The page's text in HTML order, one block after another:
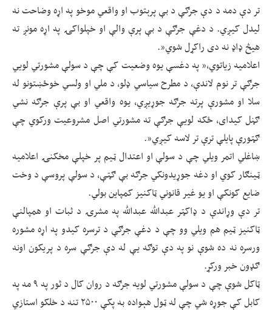
تر دې دمه د دې جرګې د بې پرېتوب او واقعي موخو په اړه وضاحت نه
لیدل کیږي. د دغې جرګې د بې پرې والې او خپلواکۍ په اړه مونږ ته
هیڅ ډاډ نه دی راکړل شوي”.
اعلامیه زیاتوي،” په دغسې یوه وضعیت کې چې د سولې مشورتي لویي
جرګې تر نوم لاندې، د مطرح سیاسي ډلو، د ملي او ولسي خوځښتونو له
سلا او مشورې پرته جرګه جوړیږي، یوه واقعي او بې پرې جرګه نشي
ګڼل کیدای، ځکه لویې جرګې ته مشورتي اصل مشروعیت ورکوي چې
ګټورې پایلې ترې تر لاسه کیږي”.
ښاغلي اتمر ویلي چې د سولې او اعتدال ټیم پر خپلې مخکنۍ اعلامیه
ټینګار کوي او دغه جوړیدونکي جرګه بې ګټې، د سولې پروسې د وخت
ضایع کونکې او یو غیر قانوني ټاکنیز کمپاین بولي.
تر دې وړاندې د ډاکټر عبدالله عبدالله په مشرۍ د ثبات او همپالنې
ټاکنیز ټیم هم ویلي وو چې د دغې جرګې د ترسره کیدو په اړه مشوره
ورسره نه ده شوې نو په دې توګه یې له دې جرګې سره د پریکون اونه
ګډون خبر ورکړ.
ټاکل شوې چې د سولې مشورتي لویه جرګه د روان کال د ثور په ۹ مه په
کابل کې جوړه شي چې له ټول هېواده به پکې ۲۵۰۰ تنه د خلکو استازي